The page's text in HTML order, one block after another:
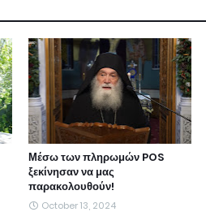
Μέσω των πληρωμών POS
ξεκίνησαν να μας
παρακολουθούν!
October 13, 2024